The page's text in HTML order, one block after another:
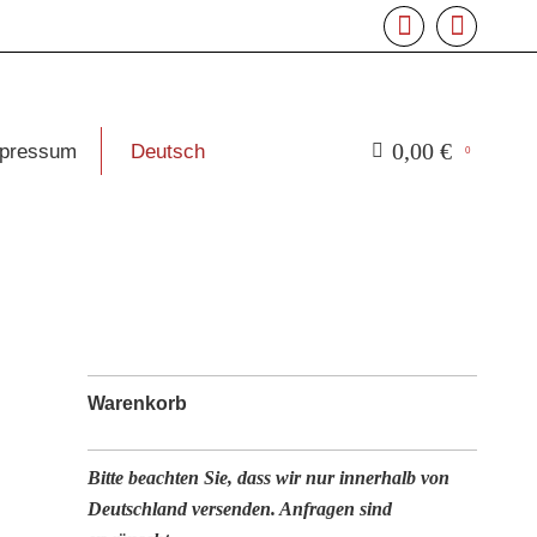
Facebook
in
Instagram
Deutsch 0,00 € 0
Warenkorb
Bitte beachten Sie, dass wir nur innerhalb von
Deutschland versenden. Anfragen sind